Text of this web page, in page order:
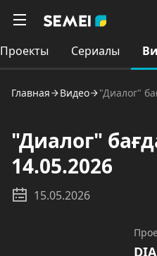
Проекты Сериалы
Главная Видео "Диалог"
"Диалог"
14.05.2026
15.05.2026